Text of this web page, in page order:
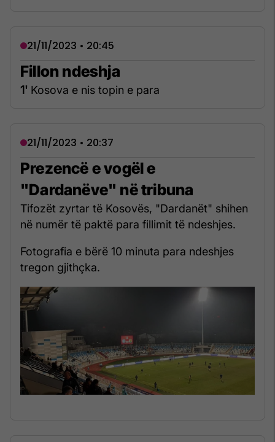
21/11/2023 • 20:45
Fillon ndeshja
1' Kosova e nis topin e para
21/11/2023 • 20:37
Prezencë e vogël e
"Dardanëve" në tribuna
Tifozët zyrtar të Kosovës, "Dardanët" shihen
në numër të paktë para fillimit të ndeshjes.
Fotografia e bërë 10 minuta para ndeshjes
tregon gjithçka.